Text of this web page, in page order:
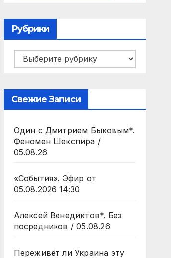
Рубрики
Рубрики
Свежие Записи
Один с Дмитрием Быковым*.
Феномен Шекспира /
05.08.26
«События». Эфир от
05.08.2026 14:30
Алексей Венедиктов*. Без
посредников / 05.08.26
Переживёт ли Украина эту